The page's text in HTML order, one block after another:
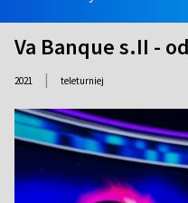
Va Banque s.II -
2021 | teleturniej